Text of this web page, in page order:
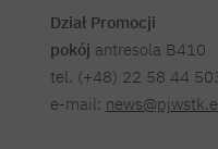
Dział Promocji
pokój antresola B410
tel. (+48) 22 58 44
e-mail: